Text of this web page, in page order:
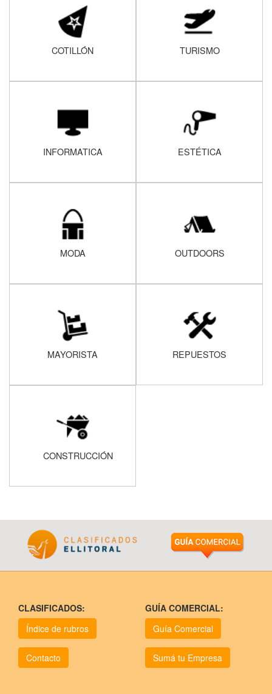
COTILLÓN TURISMO
INFORMATICA ESTÉTICA
MODA OUTDOORS
MAYORISTA REPUESTOS
CONSTRUCCIÓN
CLASIFICADOS:
Índice de rubros
Contacto
GUÍA COMERCIAL:
Guía Comercial
Sumá tu Empresa